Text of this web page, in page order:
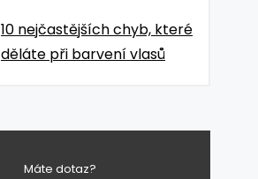
10 nejčastějších chyb, které
děláte při barvení vlasů
Máte dotaz?